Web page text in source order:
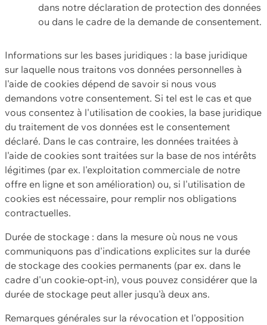
dans notre déclaration de protection des données
ou dans le cadre de la demande de consentement.
Informations sur les bases juridiques : la base juridique
sur laquelle nous traitons vos données personnelles à
l'aide de cookies dépend de savoir si nous vous
demandons votre consentement. Si tel est le cas et que
vous consentez à l'utilisation de cookies, la base juridique
du traitement de vos données est le consentement
déclaré. Dans le cas contraire, les données traitées à
l'aide de cookies sont traitées sur la base de nos intérêts
légitimes (par ex. l'exploitation commerciale de notre
offre en ligne et son amélioration) ou, si l'utilisation de
cookies est nécessaire, pour remplir nos obligations
contractuelles.
Durée de stockage : dans la mesure où nous ne vous
communiquons pas d'indications explicites sur la durée
de stockage des cookies permanents (par ex. dans le
cadre d'un cookie-opt-in), vous pouvez considérer que la
durée de stockage peut aller jusqu'à deux ans.
Remarques générales sur la révocation et l'opposition